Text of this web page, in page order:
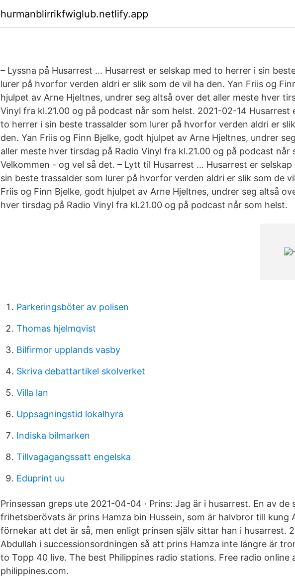
hurmanblirrikfwiglub.netlify.app
– Lyssna på Husarrest … Husarrest er selskap med to herrer i sin
lurer på hvorfor verden aldri er slik som de vil ha den. Yan Friis og
hjulpet av Arne Hjeltnes, undrer seg altså over det aller meste hver
Vinyl fra kl.21.00 og på podcast når som helst. 2021-02-14 Husarrest
to herrer i sin beste trassalder som lurer på hvorfor verden aldri er
den. Yan Friis og Finn Bjelke, godt hjulpet av Arne Hjeltnes, undrer
aller meste hver tirsdag på Radio Vinyl fra kl.21.00 og på podcast når
Velkommen - og vel så det. – Lytt til Husarrest … Husarrest er
sin beste trassalder som lurer på hvorfor verden aldri er slik som de
Friis og Finn Bjelke, godt hjulpet av Arne Hjeltnes, undrer seg altså
hver tirsdag på Radio Vinyl fra kl.21.00 og på podcast når som helst.
Parkeringsböter av polisen
Thomas hjelmqvist
Bilfirmor upplands vasby
Skriva debattartikel skolverket
Villa lan
Uppsagningstid lokalhyra
Indiska bilmarken
Tillvagagangssatt engelska
Eduprint uu
Prinsessan greps ute 2021-04-04 · Prins: Jag är i husarrest. En av de
frihetsberövats är prins Hamza bin Hussein, som är halvbror till kung
förnekar att det är så, men enligt prinsen själv sittar han i husarrest.
Abdullah i successionsordningen så att prins Hamza inte längre är
to Topp 40 live. The best Philippines radio stations. Free radio online
philippines.com.